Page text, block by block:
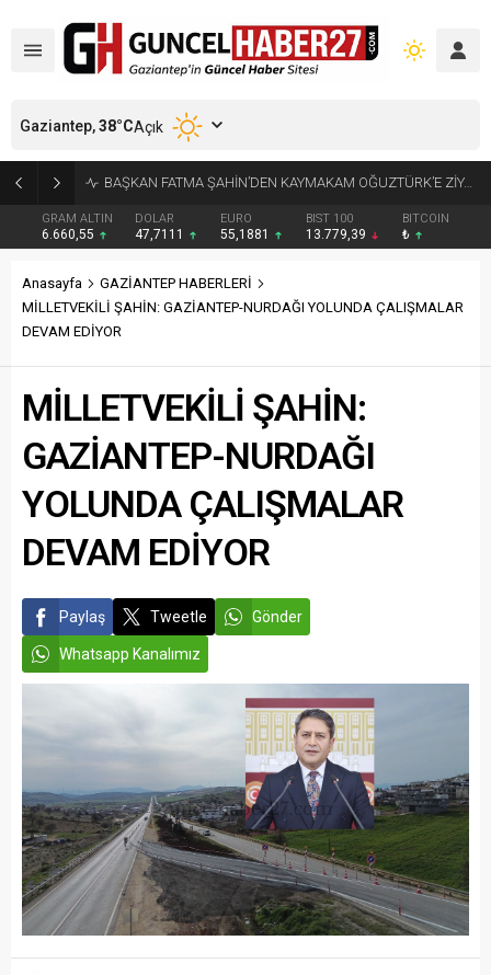
KÜÇÜK AK BALIKÇILLAR AĞAÇLARI BEYAZA BÜRÜDÜ
GRAM ALTIN
6.660,55
DOLAR
47,7111
EURO
55,1881
BIST 100
13.779,39
BITCOIN
₺
Gaziantep,38°CAçık
Anasayfa
GAZİANTEP HABERLERİ
MİLLETVEKİLİ ŞAHİN: GAZİANTEP-NURDAĞI YOLUNDA ÇALIŞMALAR
DEVAM EDİYOR
MİLLETVEKİLİ ŞAHİN:
GAZİANTEP-NURDAĞI
YOLUNDA ÇALIŞMALAR
DEVAM EDİYOR
Paylaş Tweetle Gönder
Whatsapp Kanalımız